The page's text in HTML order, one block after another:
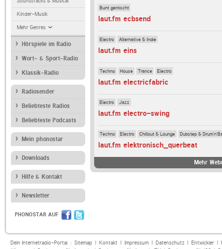
Kinder-Musik
Mehr Genres
Hörspiele im Radio
Wort- & Sport-Radio
Klassik-Radio
Radiosender
Beliebteste Radios
Beliebteste Podcasts
Mein phonostar
Downloads
Hilfe & Kontakt
Newsletter
PHONOSTAR AUF
Bunt gemischt
laut.fm ecbsend
Electro Alternative & Indie
laut.fm eins
Techno House Trance Electro
laut.fm electricfabric
Electro Jazz
laut.fm electro-swing
Techno Electro Chillout & Lounge Dubstep &
laut.fm elektronisch_querbeat
Mehr
Dein Internetradio-Portal : Sitemap| Kontakt| Impressum| Datenschutz| Entwickler|